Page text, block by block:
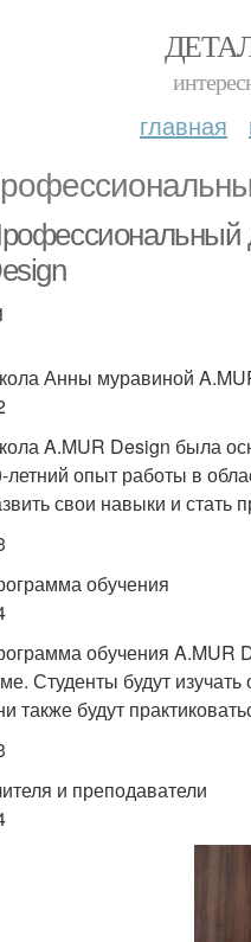
главная
Анны муравиной
A.MUR Design была
летний опыт работы в
свои навыки и стать
обучения
обучения A.MUR
Студенты будут
также будут
и преподаватели